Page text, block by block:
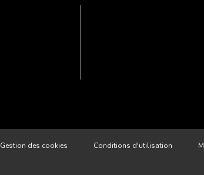
Gestion des cookies Conditions d'utilisation